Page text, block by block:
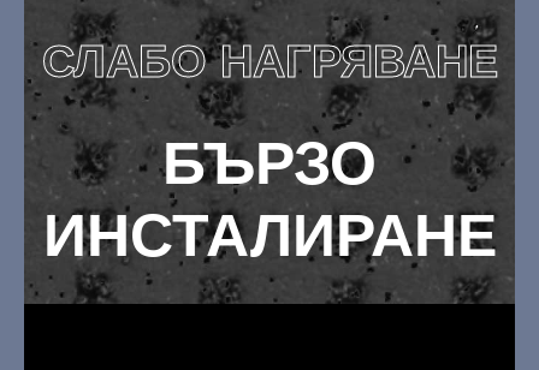
СЛАБО НАГРЯВАНЕ
БЪРЗО
ИНСТАЛИРАНЕ